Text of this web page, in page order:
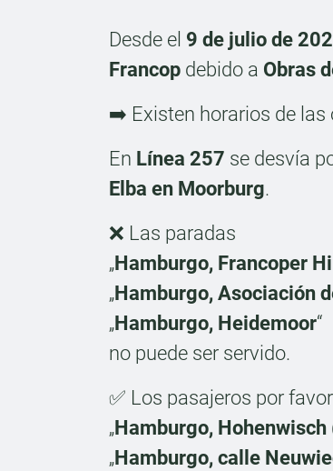
Desde el 9 de julio de
Francop debido a Obras
➡️ Existen horarios de las
En Línea 257 se desvía
Elba en Moorburg.
❌ Las paradas
„Hamburgo, Francoper
„Hamburgo, Asociación
„Hamburgo, Heidemoor“
no puede ser servido.
✅ Los pasajeros por
„Hamburgo, Hohenwisch
„Hamburgo, calle